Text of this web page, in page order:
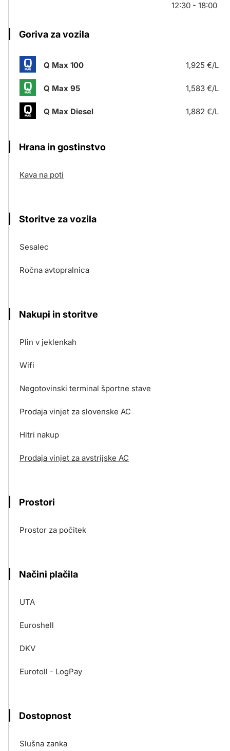
12:30 - 18:00
Goriva za vozila
Q Max 100 1,925 €/L
Q Max 95 1,583 €/L
Q Max Diesel 1,882 €/L
Hrana in gostinstvo
Kava na poti
Storitve za vozila
Sesalec
Ročna avtopralnica
Nakupi in storitve
Plin v jeklenkah
Wifi
Negotovinski terminal športne stave
Prodaja vinjet za slovenske AC
Hitri nakup
Prodaja vinjet za avstrijske AC
Prostori
Prostor za počitek
Načini plačila
UTA
Euroshell
DKV
Eurotoll - LogPay
Dostopnost
Slušna zanka